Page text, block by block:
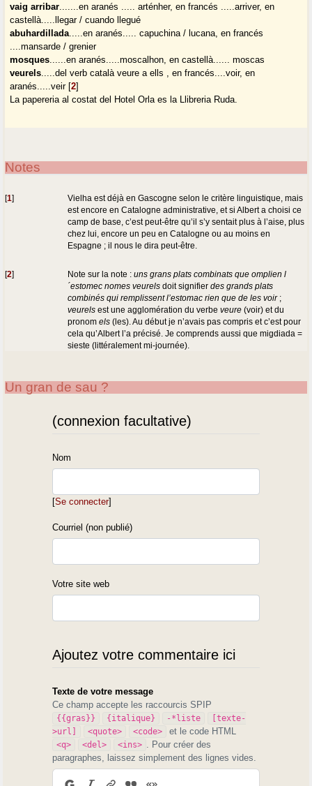
vaig arribar.......en aranés ..... arténher, en francés .....arriver, en
castellà.....llegar / cuando llegué
abuhardillada.....en aranés..... capuchina / lucana, en francés
....mansarde / grenier
mosques......en aranés.....moscalhon, en castellà...... moscas
veurels.....del verb català veure a ells , en francés....voir, en
aranés.....veir[2]
La papereria al costat del Hotel Orla es la Llibreria Ruda.
Notes
[1]
Vielha est déjà en Gascogne selon le critère linguistique, mais
est encore en Catalogne administrative, et si Albert a choisi ce
camp de base, c’est peut-être qu’il s’y sentait plus à l’aise, plus
chez lui, encore un peu en Catalogne ou au moins en
Espagne ; il nous le dira peut-être.
[2] Note sur la note :uns grans plats combinats que omplien l
´estomec nomes veurels doit signifierdes grands plats
combinés qui remplissent l’estomac rien que de les voir;
veurels est une agglomération du verbeveure (voir) et du
pronomels (les). Au début je n’avais pas compris et c’est pour
cela qu’Albert l’a précisé. Je comprends aussi que migdiada =
sieste (littéralement mi-journée).
Un gran de sau ?
(connexion facultative)
Nom
[Se connecter]
Courriel (non publié)
Votre site web
Ajoutez votre commentaire ici
Texte de votre message
Ce champ accepte les raccourcis SPIP
{{gras}} {italique} -*liste
[texte-
>url]
<quote> <code> et le code HTML
<q> <del> <ins>
. Pour créer des
paragraphes, laissez simplement des lignes vides.